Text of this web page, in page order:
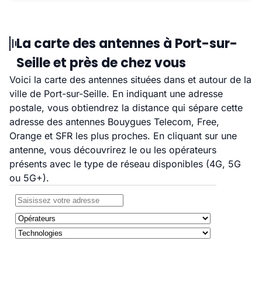
La carte des antennes à Port-sur-
Seille et près de chez vous
Voici la carte des antennes situées dans et autour de la
ville de Port-sur-Seille. En indiquant une adresse
postale, vous obtiendrez la distance qui sépare cette
adresse des antennes Bouygues Telecom, Free,
Orange et SFR les plus proches. En cliquant sur une
antenne, vous découvrirez le ou les opérateurs
présents avec le type de réseau disponibles (4G, 5G
ou 5G+).